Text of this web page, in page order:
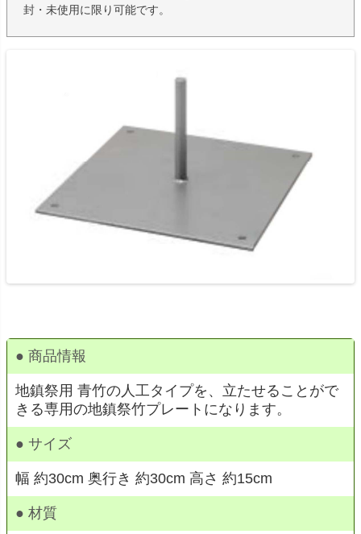
封・未使用に限り可能です。
● 商品情報
地鎮祭用 青竹の人工タイプを、立たせることがで
きる専用の地鎮祭竹プレートになります。
● サイズ
幅 約30cm 奥行き 約30cm 高さ 約15cm
● 材質